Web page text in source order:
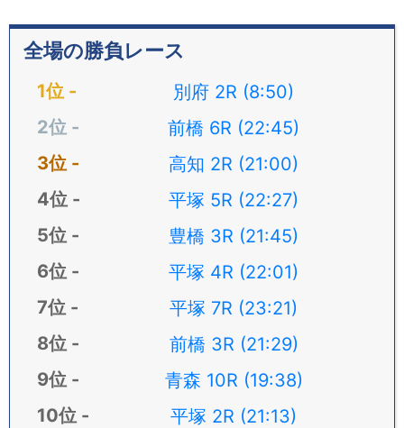
全場の勝負レース
別府 2R (8:50)
前橋 6R (22:45)
高知 2R (21:00)
平塚 5R (22:27)
豊橋 3R (21:45)
平塚 4R (22:01)
平塚 7R (23:21)
前橋 3R (21:29)
青森 10R (19:38)
平塚 2R (21:13)